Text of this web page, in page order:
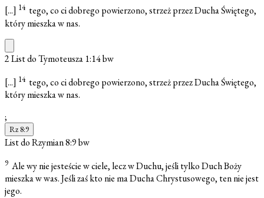
[...] 14 tego, co ci dobrego powierzono, strzeż przez Ducha Świętego,
który mieszka w nas.
2 List do Tymoteusza 1:14bw
[...] 14 tego, co ci dobrego powierzono, strzeż przez Ducha Świętego,
który mieszka w nas.
;
Rz 8:9
List do Rzymian 8:9bw
9 Ale wy nie jesteście w ciele, lecz w Duchu, jeśli tylko Duch Boży
mieszka w was. Jeśli zaś kto nie ma Ducha Chrystusowego, ten nie jest
jego.